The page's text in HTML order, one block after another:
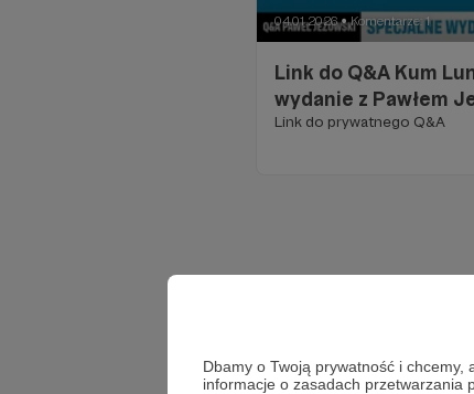
Dbamy o Twoją prywatność i chcemy,
informacje o zasadach przetwarzania
04.01.2026 ● Komentarze: 1
Link do Q&A Kum
wydanie z Pawłem
Link do prywatnego Q&A